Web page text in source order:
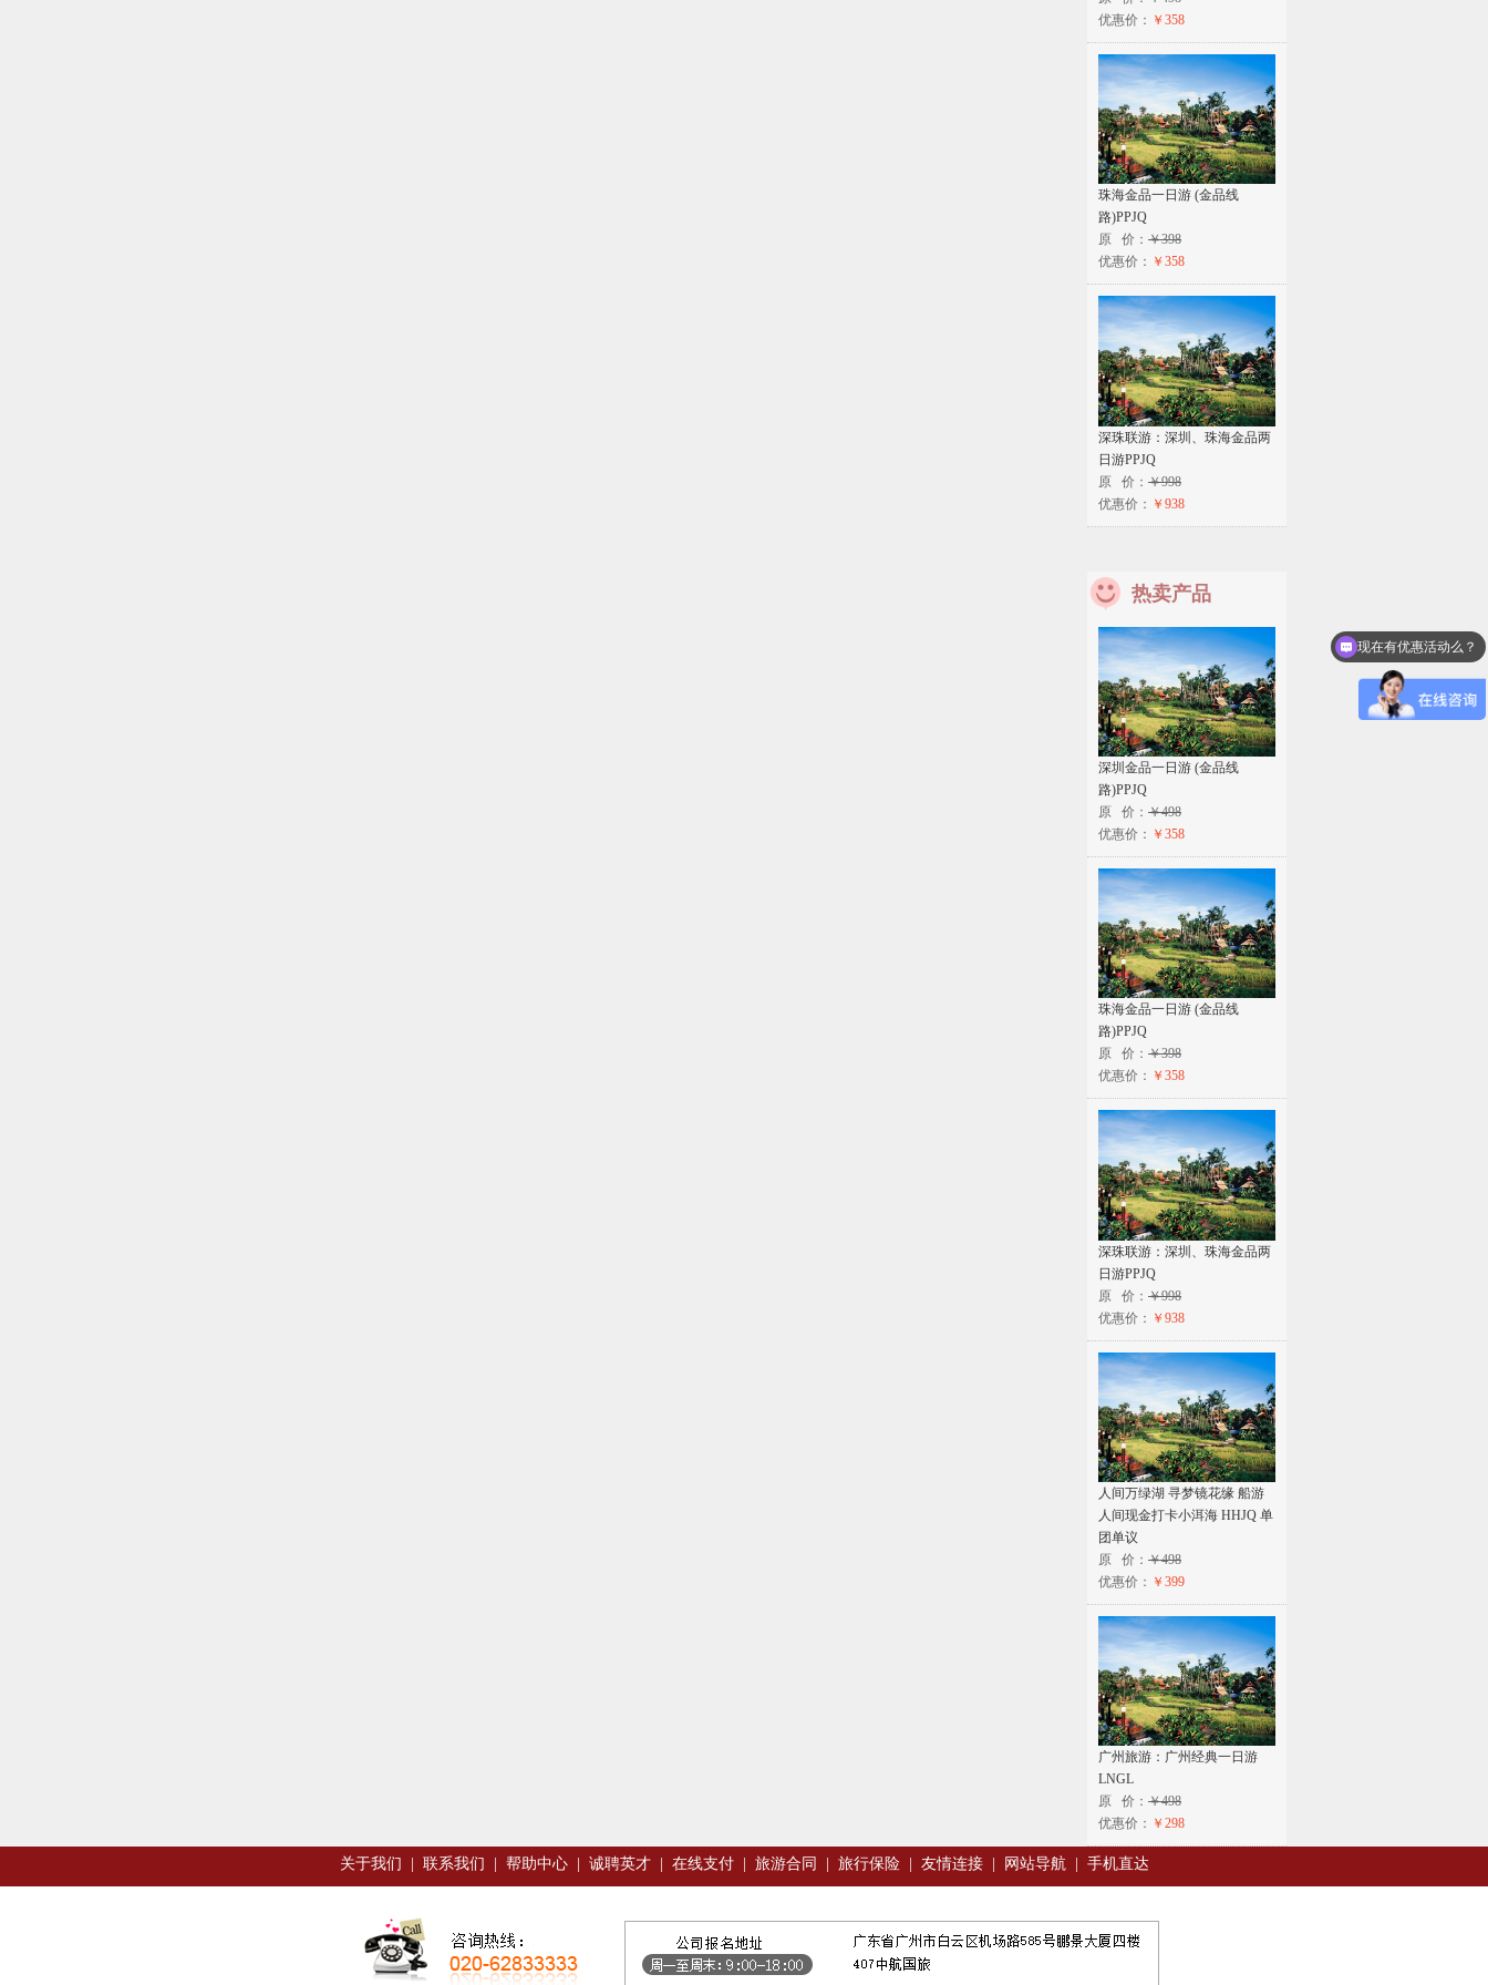
优惠价： ￥358
珠海金品一日游 (金品线
路)PPJQ
原 价： ￥398
优惠价： ￥358
深珠联游：深圳、珠海金品两
日游PPJQ
原 价： ￥998
优惠价： ￥938
热卖产品
深圳金品一日游 (金品线
路)PPJQ
原 价： ￥498
优惠价： ￥358
珠海金品一日游 (金品线
路)PPJQ
原 价： ￥398
优惠价： ￥358
深珠联游：深圳、珠海金品两
日游PPJQ
原 价： ￥998
优惠价： ￥938
人间万绿湖 寻梦镜花缘 船游
人间现金打卡小洱海 HHJQ 单
团单议
原 价： ￥498
优惠价： ￥399
广州旅游：广州经典一日游
LNGL
原 价： ￥498
优惠价： ￥298
关于我们 联系我们 帮助中心 诚聘英才 在线支付 旅游合同 旅行保险 友情连接 网站导航 手机直达
现在有优惠活动么？